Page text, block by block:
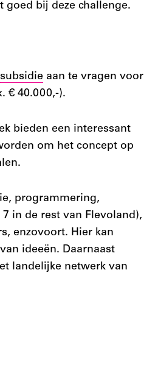
goed bij deze challenge.
subsidie aan te vragen voor
€ 40.000,-).
bieden een interessant
om het concept op
programmering,
in de rest van Flevoland),
enzovoort. Hier kan
ideeën. Daarnaast
landelijke netwerk van